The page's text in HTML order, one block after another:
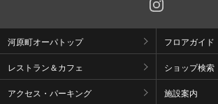
河原町オーパトップ フロアガイド
レストラン＆カフェ ショップ検索
アクセス・パーキング 施設案内